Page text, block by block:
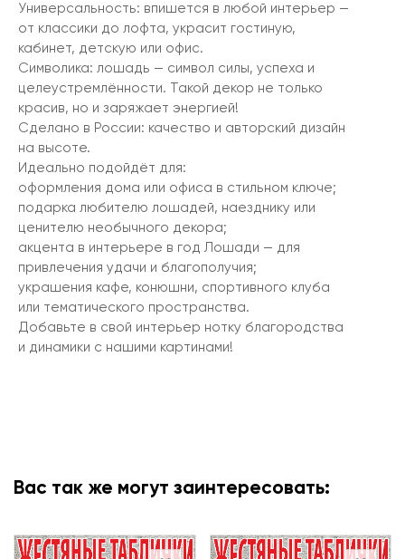
Универсальность: впишется в любой интерьер —
от классики до лофта, украсит гостиную,
кабинет, детскую или офис.
Символика: лошадь — символ силы, успеха и
целеустремлённости. Такой декор не только
красив, но и заряжает энергией!
Сделано в России: качество и авторский дизайн
на высоте.
Идеально подойдёт для:
оформления дома или офиса в стильном ключе;
подарка любителю лошадей, наезднику или
ценителю необычного декора;
акцента в интерьере в год Лошади — для
привлечения удачи и благополучия;
украшения кафе, конюшни, спортивного клуба
или тематического пространства.
Добавьте в свой интерьер нотку благородства
и динамики с нашими картинами!
Вас так же могут заинтересовать: